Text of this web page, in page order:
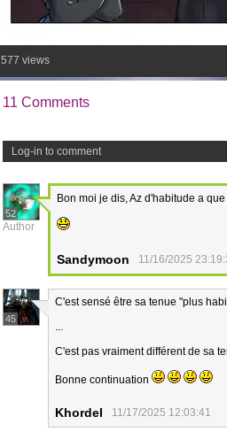
577 views
11 Comments
Log-in to comment
52
Author
Bon moi je dis, Az d'habitude a
Sandymoon 11/16/2025
45
C'est sensé être sa tenue "plus
...
C'est pas vraiment différent de sa
Bonne continuation
Khordel 11/17/2025 12:03:41